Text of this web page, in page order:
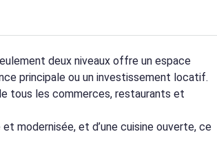
deux niveaux offre un espace
principale ou un investissement locatif.
tous les commerces, restaurants et
modernisée, et d’une cuisine ouverte, ce